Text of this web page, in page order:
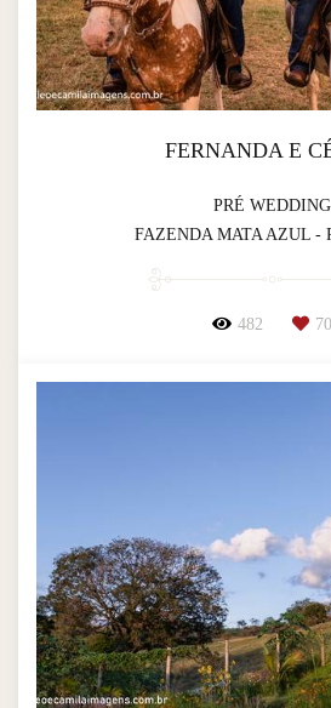
FERNANDA E
PRÉ WEDDING
FAZENDA MATA AZUL -
482 70